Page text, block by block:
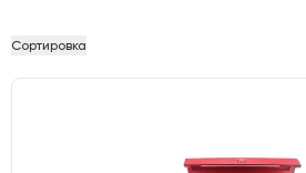
Сортировка